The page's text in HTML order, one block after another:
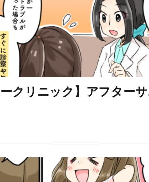
クリニック】アフター